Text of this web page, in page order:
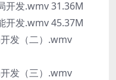
开发.wmv 31.36M
开发.wmv 45.37M
发（二）.wmv
发（三）.wmv